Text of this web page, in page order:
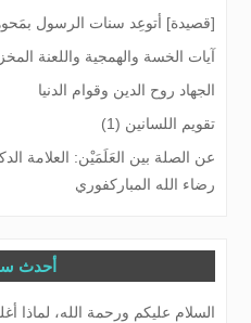
[قصيدة] أتوعِد سنات الرسول
آيات الخسة والهمجية واللعنة
الجهاد روح الدين وقوام الدنيا
تقويم اللسانين (1)
عن الصلة بين العَلَمَيْن: العلامة
رضاء الله المباركفوري
أحدث
السلام عليكم ورحمة الله، لماذا